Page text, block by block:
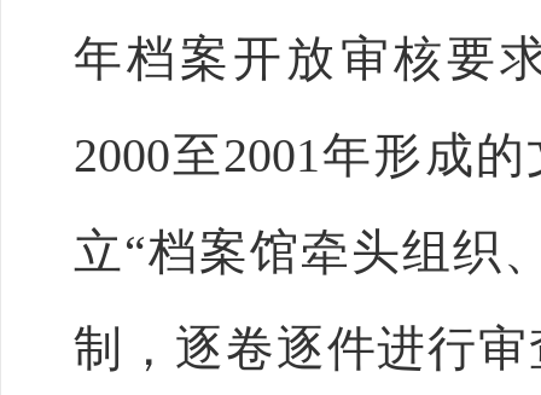
年档案开放审核要
2000至2001年形成
立“档案馆牵头组织
制，逐卷逐件进行